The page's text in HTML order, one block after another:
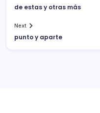
de estas y otras más
Next
punto y aparte